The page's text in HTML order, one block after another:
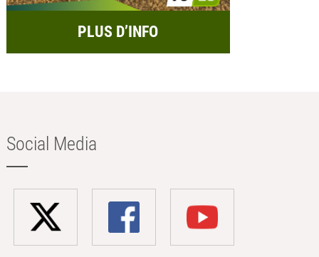
PLUS D’INFO
Social Media